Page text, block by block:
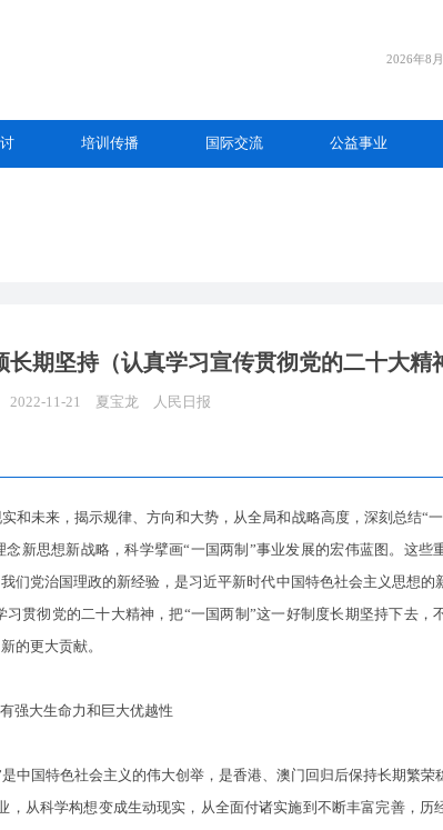
2026年8
培训传播 国际交流 公益事业
期坚持（认真学习宣传贯彻党的二十大精
2022-11-21 夏宝龙 人民日报
未来，揭示规律、方向和大势，从全局和战略高度，深刻总结“
新思想新战略，科学擘画“一国两制”事业发展的宏伟蓝图。这些
们党治国理政的新经验，是习近平新时代中国特色社会主义思想的
贯彻党的二十大精神，把“一国两制”这一好制度长期坚持下去，
的更大贡献。
强大生命力和巨大优越性
国特色社会主义的伟大创举，是香港、澳门回归后保持长期繁荣
，从科学构想变成生动现实，从全面付诸实施到不断丰富完善，历